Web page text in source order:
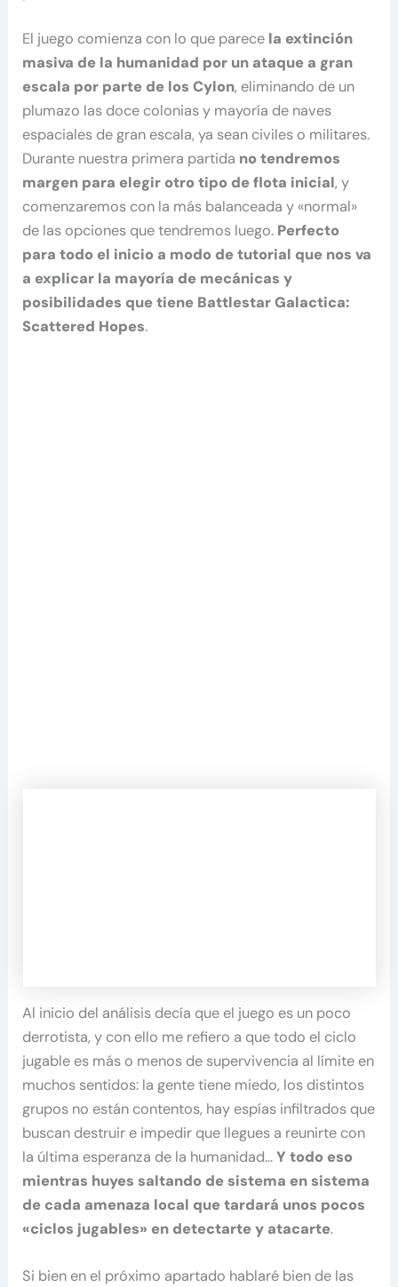
El juego comienza con lo que parece la extinción
masiva de la humanidad por un ataque a gran
escala por parte de los Cylon, eliminando de un
plumazo las doce colonias y mayoría de naves
espaciales de gran escala, ya sean civiles o militares.
Durante nuestra primera partida no tendremos
margen para elegir otro tipo de flota inicial, y
comenzaremos con la más balanceada y «normal»
de las opciones que tendremos luego. Perfecto
para todo el inicio a modo de tutorial que nos va
a explicar la mayoría de mecánicas y
posibilidades que tiene Battlestar Galactica:
Scattered Hopes.
Al inicio del análisis decía que el juego es un poco
derrotista, y con ello me refiero a que todo el ciclo
jugable es más o menos de supervivencia al límite en
muchos sentidos: la gente tiene miedo, los distintos
grupos no están contentos, hay espías infiltrados que
buscan destruir e impedir que llegues a reunirte con
la última esperanza de la humanidad…Y todo eso
mientras huyes saltando de sistema en sistema
de cada amenaza local que tardará unos pocos
«ciclos jugables» en detectarte y atacarte.
Si bien en el próximo apartado hablaré bien de las